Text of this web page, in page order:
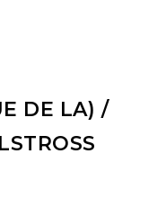
DE LA) /